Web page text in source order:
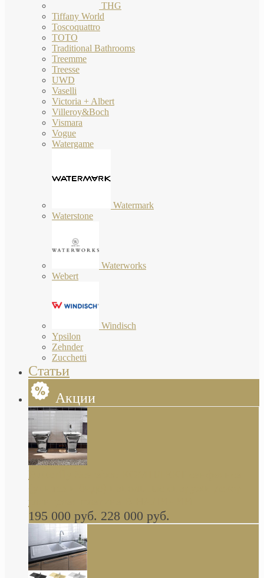
THG
Tiffany World
Toscoquattro
TOTO
Traditional Bathrooms
Treemme
Treesse
UWD
Vaselli
Victoria + Albert
Villeroy&Boch
Vismara
Vogue
Watergame
Watermark
Waterstone
Waterworks
Webert
Windisch
Ypsilon
Zehnder
Zucchetti
Статьи
Акции
Butterfly Scarabeo КОМПЛЕКТ санфаянса
глянцевая платина В НАЛИЧИИ
195 000 руб. 228 000 руб.